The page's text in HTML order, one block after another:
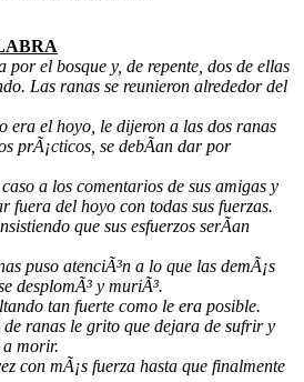
el bosque y, de repente, dos de ellas
Las ranas se reunieron alrededor del
era el hoyo, le dijeron a las dos ranas
prÃ¡cticos, se debÃ­an dar por
a los comentarios de sus amigas y
fuera del hoyo con todas sus fuerzas.
que sus esfuerzos serÃ­an
puso atenciÃ³n a lo que las demÃ¡s
desplomÃ³ y muriÃ³.
tan fuerte como le era posible.
ranas le grito que dejara de sufrir y
a morir.
con mÃ¡s fuerza hasta que finalmente